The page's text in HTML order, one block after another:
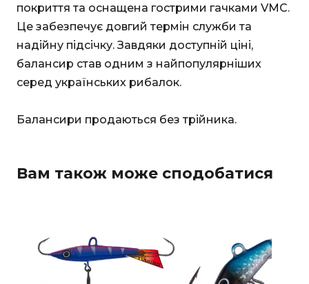
покриття та оснащена гострими гачками VMC.
Це забезпечує довгий термін служби та
надійну підсічку. Завдяки доступній ціні,
балансир став одним з найпопулярніших
серед українських рибалок.
Балансири продаються без трійника.
Вам також може сподобатися